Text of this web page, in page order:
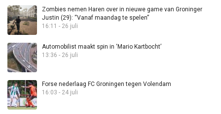
Zombies nemen Haren over in nieuwe game van Groninger
Justin (29): “Vanaf maandag te spelen”
16:11 - 26 juli
Automobilist maakt spin in ‘Mario Kartbocht’
13:36 - 26 juli
Forse nederlaag FC Groningen tegen Volendam
16:03 - 24 juli